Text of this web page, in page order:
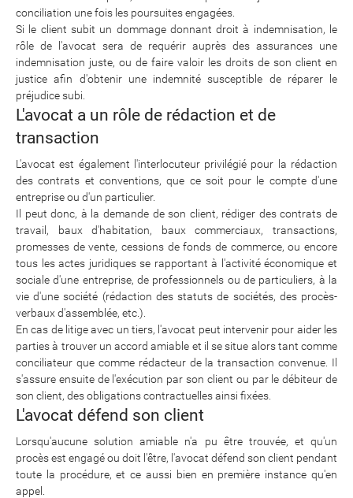
conciliation une fois les poursuites engagées.
Si le client subit un dommage donnant droit à indemnisation, le
rôle de l'avocat sera de requérir auprès des assurances une
indemnisation juste, ou de faire valoir les droits de son client en
justice afin d'obtenir une indemnité susceptible de réparer le
préjudice subi.
L'avocat a un rôle de rédaction et de
transaction
L'avocat est également l'interlocuteur privilégié pour la rédaction
des contrats et conventions, que ce soit pour le compte d'une
entreprise ou d'un particulier.
Il peut donc, à la demande de son client, rédiger des contrats de
travail, baux d'habitation, baux commerciaux, transactions,
promesses de vente, cessions de fonds de commerce, ou encore
tous les actes juridiques se rapportant à l'activité économique et
sociale d'une entreprise, de professionnels ou de particuliers, à la
vie d'une société (rédaction des statuts de sociétés, des procès-
verbaux d'assemblée, etc.).
En cas de litige avec un tiers, l'avocat peut intervenir pour aider les
parties à trouver un accord amiable et il se situe alors tant comme
conciliateur que comme rédacteur de la transaction convenue. Il
s'assure ensuite de l'exécution par son client ou par le débiteur de
son client, des obligations contractuelles ainsi fixées.
L'avocat défend son client
Lorsqu'aucune solution amiable n'a pu être trouvée, et qu'un
procès est engagé ou doit l'être, l'avocat défend son client pendant
toute la procédure, et ce aussi bien en première instance qu'en
appel.